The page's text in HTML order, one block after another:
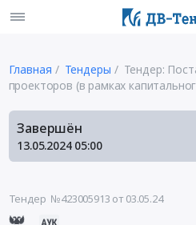
Главная Тендеры
Тендер:
проекторов (в рамках
Завершён
13.05.2024 05:00
Тендер №423005913 от 03.05.24